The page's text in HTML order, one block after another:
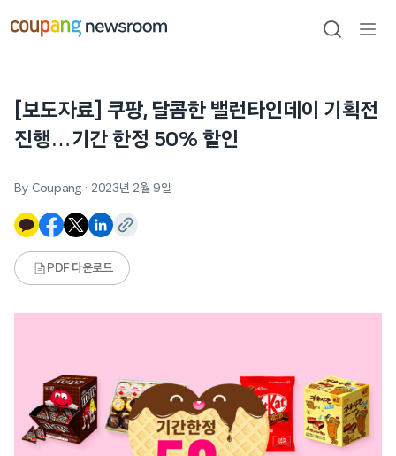
건너뛰기
검색
[보도자료] 쿠팡, 달콤한 밸런타인데이 기획전
진행…기간 한정 50% 할인
By Coupang · 2023년 2월 9일
PDF 다운로드